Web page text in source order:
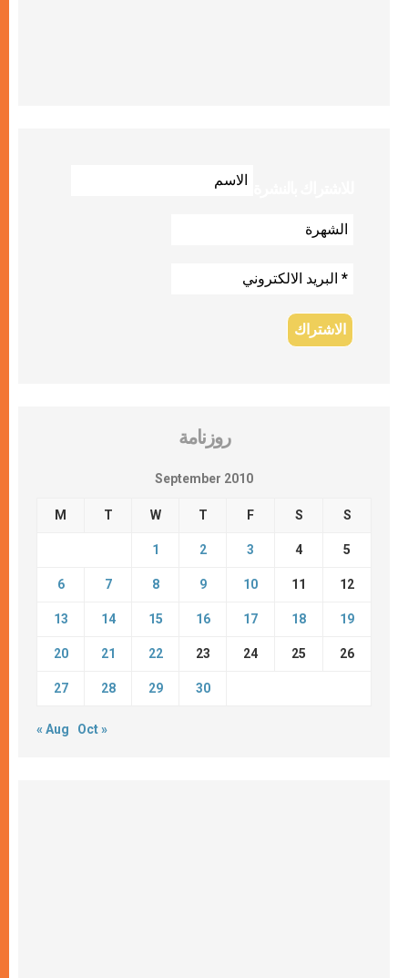
روزنامة
September 2010
M T W T F S S
1 2 3 4 5
6 7 8 9 10 11 12
13 14 15 16 17 18 19
20 21 22 23 24 25 26
27 28 29 30
« Aug Oct »